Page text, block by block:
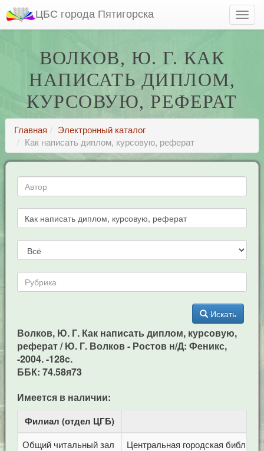
ЦБС города Пятигорска
ВОЛКОВ, Ю. Г. КАК
НАПИСАТЬ ДИПЛОМ,
КУРСОВУЮ, РЕФЕРАТ
Главная
Электронный каталог
Как написать диплом, курсовую, реферат
Искать
Волков, Ю. Г. Как написать диплом, курсовую,
реферат / Ю. Г. Волков - Ростов н/Д: Феникс,
-2004. -128c.
ББК: 74.58я73
Имеется в наличии:
Филиал (отдел ЦГБ)
Общий читальный зал
Центральная городская